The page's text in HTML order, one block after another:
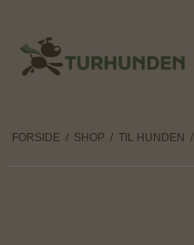
FORSIDE / SHOP / TIL HUNDEN /